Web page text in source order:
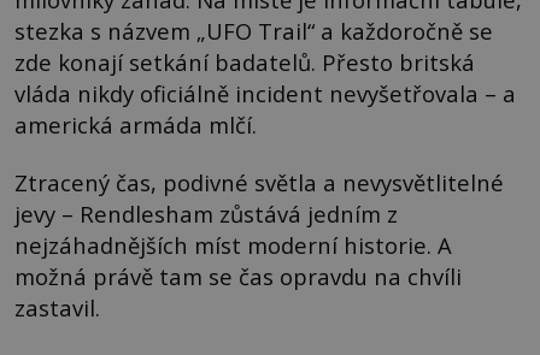
stezka s názvem „UFO Trail“ a každoročně se
zde konají setkání badatelů. Přesto britská
vláda nikdy oficiálně incident nevyšetřovala – a
americká armáda mlčí.
Ztracený čas, podivné světla a nevysvětlitelné
jevy – Rendlesham zůstává jedním z
nejzáhadnějších míst moderní historie. A
možná právě tam se čas opravdu na chvíli
zastavil.